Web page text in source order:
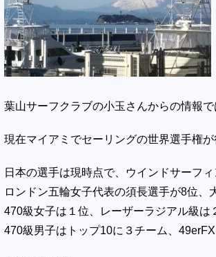
葉山サーフクラブの小玉さんからの情報で
現在マイアミでセーリングの世界選手権が
日本の選手は現時点で、
ウインドサーフ
ロンドン五輪女子代表の須長選手が8位、
470級女子は１位、
レーザーラジアル級は
470級男子はトップ10に３チーム、